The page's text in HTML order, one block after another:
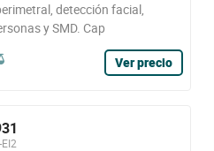
detección facial,
y SMD. Cap
Ver precio